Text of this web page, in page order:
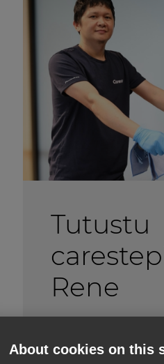
Tutustu
Rene
Tutustutaanpa!
About cookies on this